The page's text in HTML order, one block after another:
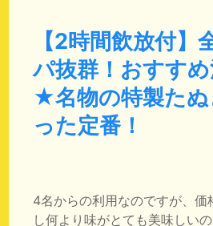
【2時間飲放付】
パ抜群！おすす
★名物の特製たぬ
った定番！
4名からの利用なのですが、価
し何より味がとても美味しい